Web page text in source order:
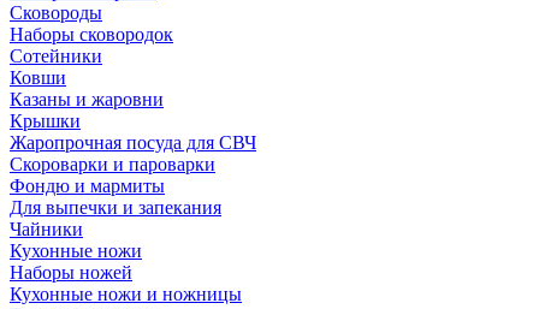
Сковороды
Наборы сковородок
Сотейники
Ковши
Казаны и жаровни
Крышки
Жаропрочная посуда для СВЧ
Скороварки и пароварки
Фондю и мармиты
Для выпечки и запекания
Чайники
Кухонные ножи
Наборы ножей
Кухонные ножи и ножницы